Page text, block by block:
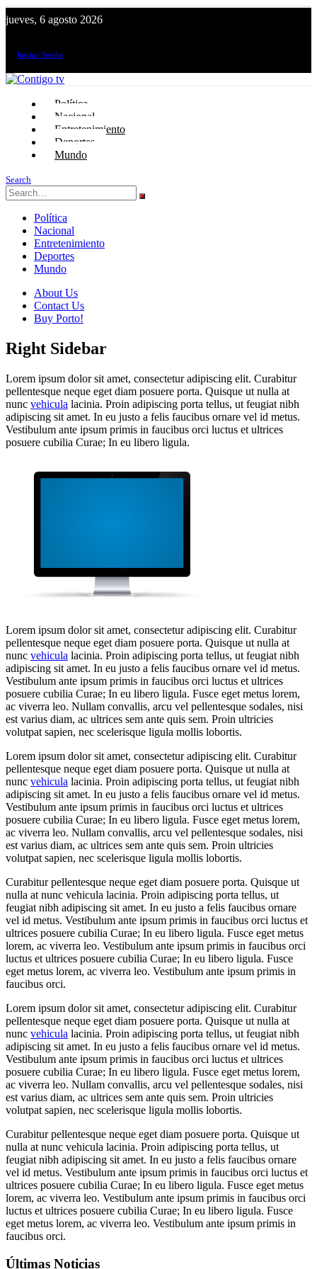
jueves, 6 agosto 2026
Iniciar Sesión
Política
Nacional
Entretenimiento
Deportes
Mundo
Search
Política
Nacional
Entretenimiento
Deportes
Mundo
About Us
Contact Us
Buy Porto!
Right Sidebar
Lorem ipsum dolor sit amet, consectetur adipiscing elit. Curabitur
pellentesque neque eget diam posuere porta. Quisque ut nulla at
nunc vehicula lacinia. Proin adipiscing porta tellus, ut feugiat nibh
adipiscing sit amet. In eu justo a felis faucibus ornare vel id metus.
Vestibulum ante ipsum primis in faucibus orci luctus et ultrices
posuere cubilia Curae; In eu libero ligula.
Lorem ipsum dolor sit amet, consectetur adipiscing elit. Curabitur
pellentesque neque eget diam posuere porta. Quisque ut nulla at
nunc vehicula lacinia. Proin adipiscing porta tellus, ut feugiat nibh
adipiscing sit amet. In eu justo a felis faucibus ornare vel id metus.
Vestibulum ante ipsum primis in faucibus orci luctus et ultrices
posuere cubilia Curae; In eu libero ligula. Fusce eget metus lorem,
ac viverra leo. Nullam convallis, arcu vel pellentesque sodales, nisi
est varius diam, ac ultrices sem ante quis sem. Proin ultricies
volutpat sapien, nec scelerisque ligula mollis lobortis.
Lorem ipsum dolor sit amet, consectetur adipiscing elit. Curabitur
pellentesque neque eget diam posuere porta. Quisque ut nulla at
nunc vehicula lacinia. Proin adipiscing porta tellus, ut feugiat nibh
adipiscing sit amet. In eu justo a felis faucibus ornare vel id metus.
Vestibulum ante ipsum primis in faucibus orci luctus et ultrices
posuere cubilia Curae; In eu libero ligula. Fusce eget metus lorem,
ac viverra leo. Nullam convallis, arcu vel pellentesque sodales, nisi
est varius diam, ac ultrices sem ante quis sem. Proin ultricies
volutpat sapien, nec scelerisque ligula mollis lobortis.
Curabitur pellentesque neque eget diam posuere porta. Quisque ut
nulla at nunc vehicula lacinia. Proin adipiscing porta tellus, ut
feugiat nibh adipiscing sit amet. In eu justo a felis faucibus ornare
vel id metus. Vestibulum ante ipsum primis in faucibus orci luctus et
ultrices posuere cubilia Curae; In eu libero ligula. Fusce eget metus
lorem, ac viverra leo. Vestibulum ante ipsum primis in faucibus orci
luctus et ultrices posuere cubilia Curae; In eu libero ligula. Fusce
eget metus lorem, ac viverra leo. Vestibulum ante ipsum primis in
faucibus orci.
Lorem ipsum dolor sit amet, consectetur adipiscing elit. Curabitur
pellentesque neque eget diam posuere porta. Quisque ut nulla at
nunc vehicula lacinia. Proin adipiscing porta tellus, ut feugiat nibh
adipiscing sit amet. In eu justo a felis faucibus ornare vel id metus.
Vestibulum ante ipsum primis in faucibus orci luctus et ultrices
posuere cubilia Curae; In eu libero ligula. Fusce eget metus lorem,
ac viverra leo. Nullam convallis, arcu vel pellentesque sodales, nisi
est varius diam, ac ultrices sem ante quis sem. Proin ultricies
volutpat sapien, nec scelerisque ligula mollis lobortis.
Curabitur pellentesque neque eget diam posuere porta. Quisque ut
nulla at nunc vehicula lacinia. Proin adipiscing porta tellus, ut
feugiat nibh adipiscing sit amet. In eu justo a felis faucibus ornare
vel id metus. Vestibulum ante ipsum primis in faucibus orci luctus et
ultrices posuere cubilia Curae; In eu libero ligula. Fusce eget metus
lorem, ac viverra leo. Vestibulum ante ipsum primis in faucibus orci
luctus et ultrices posuere cubilia Curae; In eu libero ligula. Fusce
eget metus lorem, ac viverra leo. Vestibulum ante ipsum primis in
faucibus orci.
Últimas Noticias